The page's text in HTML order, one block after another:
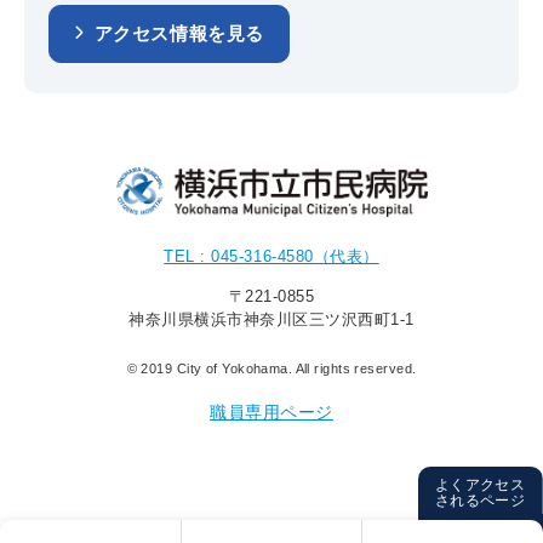
よくアクセス
されるページ
アクセス情報を見る
TEL : 045-316-4580（代表）
〒221-0855
神奈川県横浜市神奈川区三ツ沢西町1-1
© 2019 City of Yokohama. All rights reserved.
職員専用ページ